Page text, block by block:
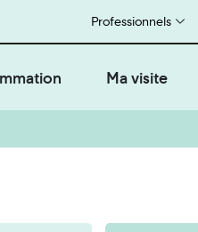
Professionnels
Ma visite